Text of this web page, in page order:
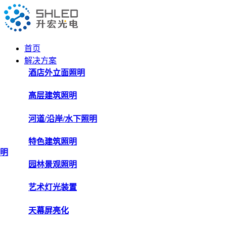
首页
解决方案
酒店外立面照明
高层建筑照明
河道/沿岸/水下照明
特色建筑照明
园林景观照明
艺术灯光装置
天幕屏亮化